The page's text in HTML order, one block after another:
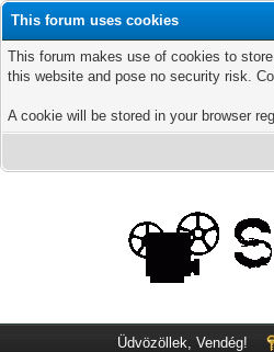
This forum uses cookies
This forum makes use of cookies to
this website and pose no security risk.
A cookie will be stored in your browser
Üdvözöllek, Vendég!